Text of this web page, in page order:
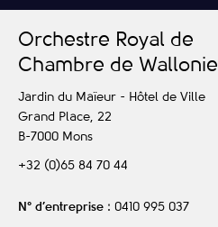
Orchestre Royal de
Chambre de Wallonie
Jardin du Maïeur - Hôtel de Ville
Grand Place, 22
B-7000 Mons
+32 (0)65 84 70 44
N° d’entreprise : 0410 995 037